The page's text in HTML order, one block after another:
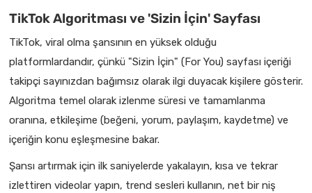
TikTok Algoritması ve 'Sizin İçin' Sayfası
TikTok, viral olma şansının en yüksek olduğu
platformlardandır, çünkü "Sizin İçin" (For You) sayfası içeriği
takipçi sayınızdan bağımsız olarak ilgi duyacak kişilere gösterir.
Algoritma temel olarak izlenme süresi ve tamamlanma
oranına, etkileşime (beğeni, yorum, paylaşım, kaydetme) ve
içeriğin konu eşleşmesine bakar.
Şansı artırmak için ilk saniyelerde yakalayın, kısa ve tekrar
izlettiren videolar yapın, trend sesleri kullanın, net bir niş